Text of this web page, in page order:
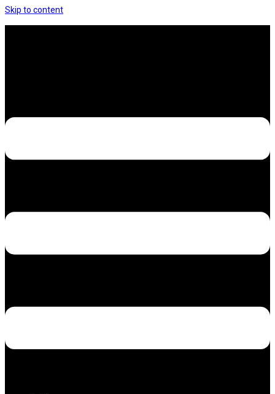
Skip to content